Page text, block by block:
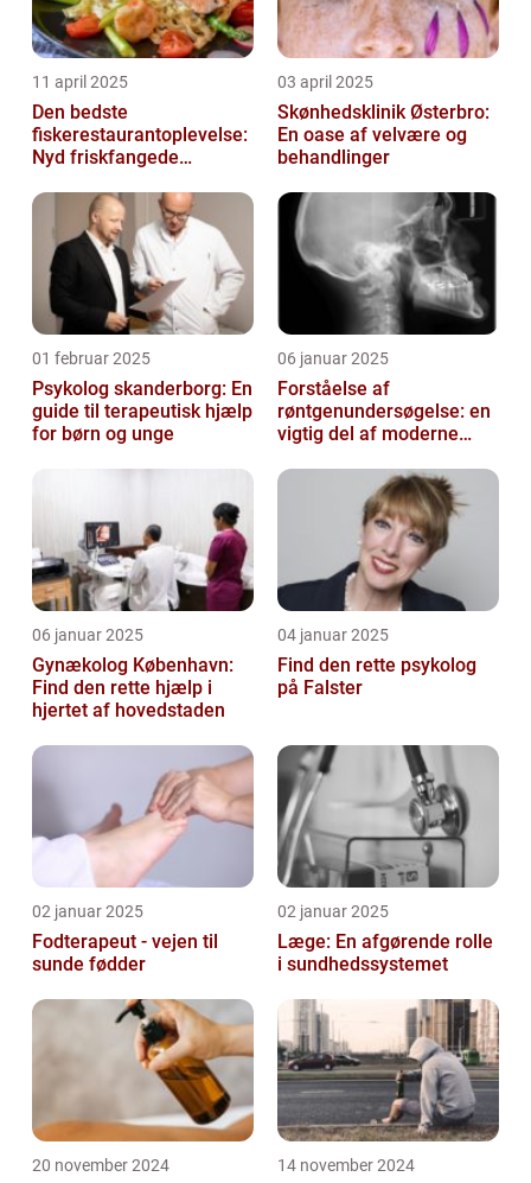
11 april 2025
Den bedste
fiskerestaurantoplevelse:
Nyd friskfangede
03 april 2025
Skønhedsklinik Østerbro:
En oase af velvære og
behandlinger
01 februar 2025
Psykolog skanderborg: En
guide til terapeutisk hjælp
for børn og unge
06 januar 2025
Forståelse af
røntgenundersøgelse: en
vigtig del af moderne
06 januar 2025
Gynækolog København:
Find den rette hjælp i
hjertet af hovedstaden
04 januar 2025
Find den rette psykolog
på Falster
02 januar 2025
Fodterapeut - vejen til
sunde fødder
02 januar 2025
Læge: En afgørende rolle
i sundhedssystemet
20 november 2024 14 november 2024